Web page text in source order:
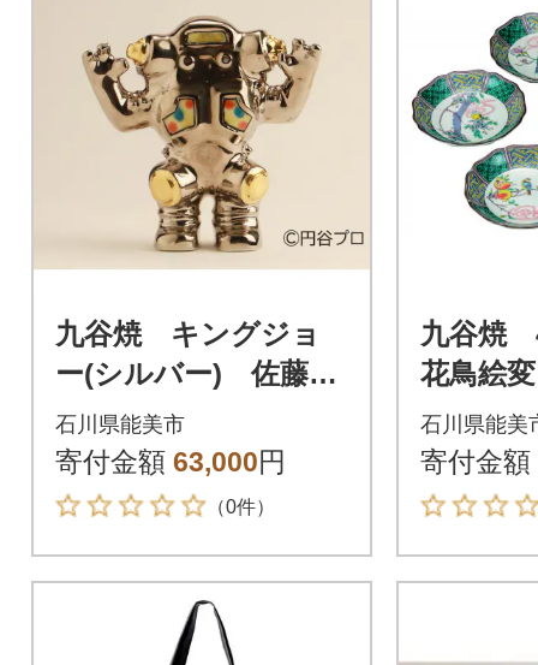
九谷焼 キングジョ
ー(シルバー) 佐藤剛
志
石川県能美市
寄付金額 63,000円
（0件）
九谷焼
花鳥絵
ト)
石川県能美
寄付金額